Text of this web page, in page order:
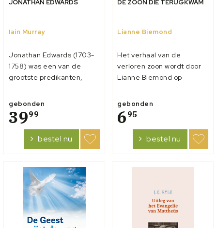
JONATHAN EDWARDS
Iain Murray
Jonathan Edwards (1703-
1758) was een van de
grootste predikanten,
Amerika heeft
voortgebracht. Edwards
was geworteld in de
puriteinen en speelde een
voorname rol in de Eerste
Grote Opwekking in 1733-
1735. H...
gebonden
3999
bestel nu
DE ZOON DIE TERUGKWAM
Lianne Biemond
Het verhaal van de
verloren zoon wordt door
Lianne Biemond op
verteld in verzen. Rijm en
metrum dragen bij om het
kind bij het verhaal te
betrekken. Corrie van der
Spek maakte kleurrijke
illustraties waarop mooie
details te zien z...
gebonden
6 95
bestel nu